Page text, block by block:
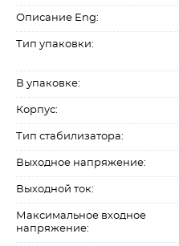
Описание Eng:
Тип упаковки:
В упаковке:
Корпус:
Тип стабилизатора:
Выходное напряжение:
Выходной ток:
Максимальное входное
напряжение: